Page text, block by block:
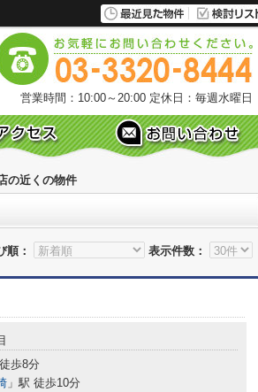
営業時間：10:00～20:00 定休日：毎週水曜日
の近くの物件
順： 表示件数：
歩8分
」駅 徒歩10分